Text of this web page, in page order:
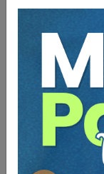
BENZER